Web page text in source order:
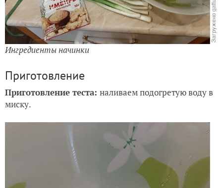
Ингредиенты начинки
Приготовление
Приготовление теста: наливаем подогретую воду в
миску.